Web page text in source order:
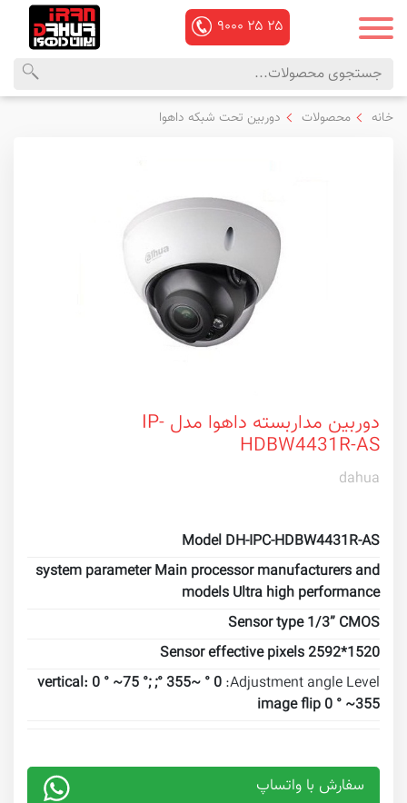
۹۰۰۰ ۲۵ ۲۵
محصولات
منوی
اصلی
خانه محصولات دوربین تحت شبکه داهوا
دوربین مداربسته داهوا مدل IP-
HDBW4431R-AS
dahua
Model DH-IPC-HDBW4431R-AS
system parameter Main processor manufacturers and
models Ultra high performance
Sensor type 1/3” CMOS
Sensor effective pixels 2592*1520
Adjustment angle Level:
0 ° ~355 °; vertical: 0 ° ~75 °;
image flip 0 ° ~355
سفارش با واتساپ